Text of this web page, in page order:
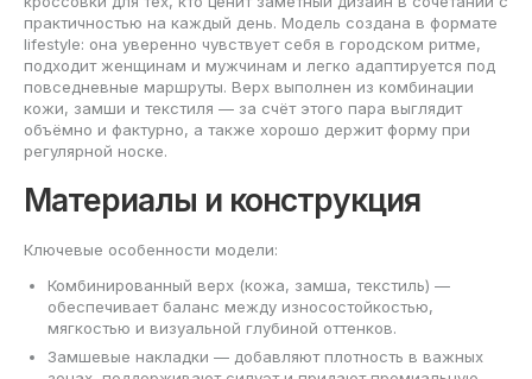
практичностью на каждый день. Модель создана в формате
lifestyle: она уверенно чувствует себя в городском ритме,
подходит женщинам и мужчинам и легко адаптируется под
повседневные маршруты. Верх выполнен из комбинации
кожи, замши и текстиля — за счёт этого пара выглядит
объёмно и фактурно, а также хорошо держит форму при
регулярной носке.
Материалы и конструкция
Ключевые особенности модели:
Комбинированный верх (кожа, замша, текстиль) —
обеспечивает баланс между износостойкостью,
мягкостью и визуальной глубиной оттенков.
Замшевые накладки — добавляют плотность в важных